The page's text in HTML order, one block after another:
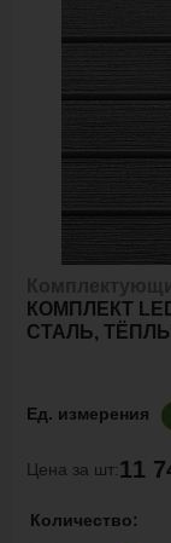
КОМПЛЕКТ
СТАЛЬ,
Ед. измерения
Цена за шт:11
Количество: